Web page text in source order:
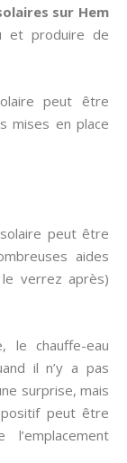
sur Hem
et produire de
peut être
mises en place
peut être
aides
verrez après)
le chauffe-eau
il n’y a pas
surprise, mais
peut être